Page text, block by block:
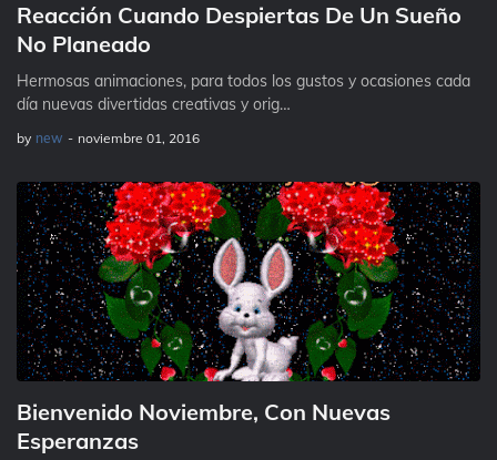
Reacción Cuando Despiertas De Un Sueño
No Planeado
Hermosas animaciones, para todos los gustos y ocasiones cada
día nuevas divertidas creativas y orig…
by new - noviembre 01, 2016
Bienvenido Noviembre, Con Nuevas
Esperanzas